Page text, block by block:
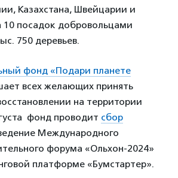
Казахстана, Швейцарии и
10 посадок добровольцами
750 деревьев.
фонд «Подари планете
всех желающих принять
на территории
фонд проводит сбор
Международного
форума «Ольхон-2024»
платформе «Бумстартер».